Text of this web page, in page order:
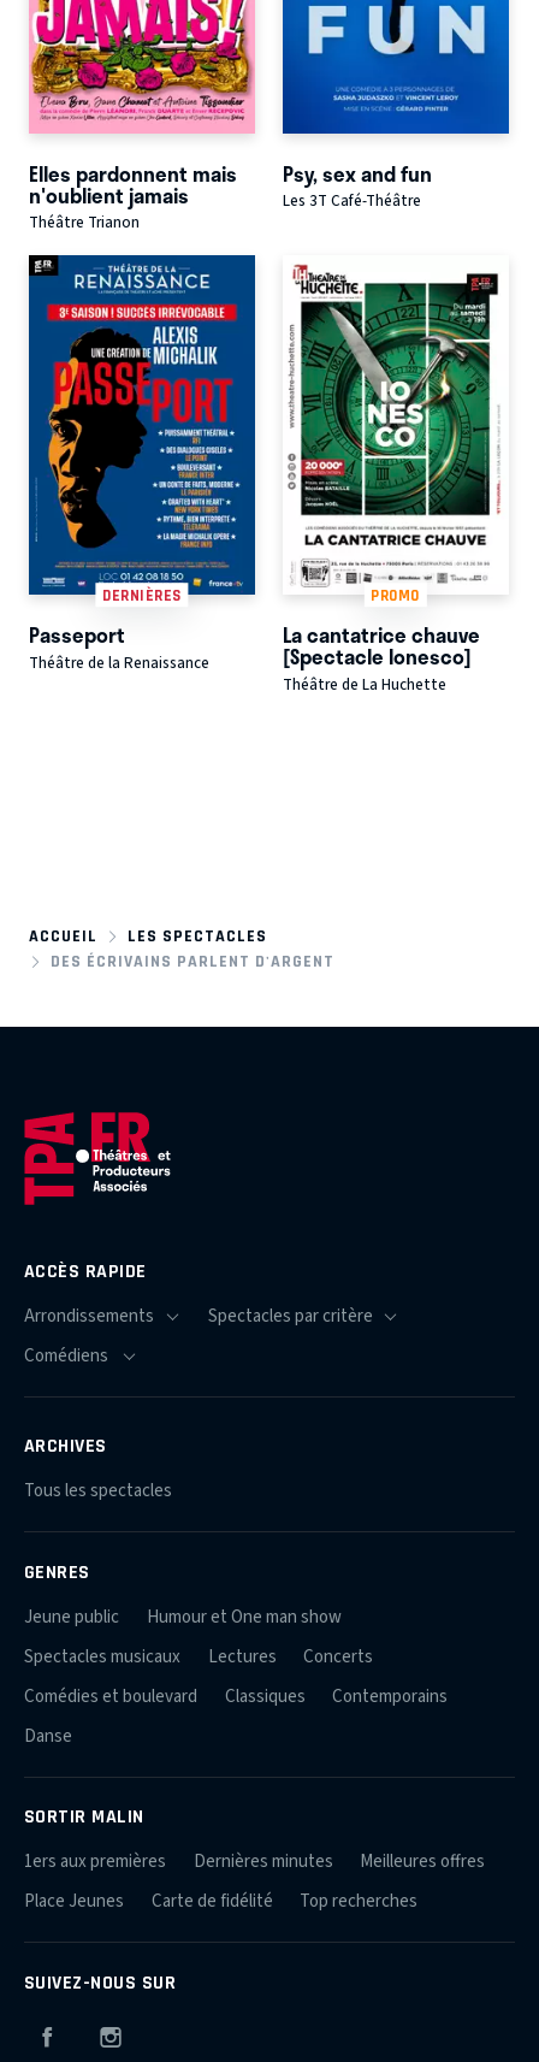
Elles pardonnent mais
n'oublient jamais
Théâtre Trianon
Psy, sex and fun
Les 3T Café-Théâtre
DERNIÈRES
Passeport
Théâtre de la Renaissance
PROMO
La cantatrice chauve
[Spectacle Ionesco]
Théâtre de La Huchette
ACCUEIL
LES SPECTACLES
DES ÉCRIVAINS PARLENT D'ARGENT
ACCÈS RAPIDE
ARCHIVES
Tous les spectacles
GENRES
Jeune public
Humour et One man show
Spectacles musicaux
Lectures
Concerts
Comédies et boulevard
Classiques
Contemporains
Danse
SORTIR MALIN
1ers aux premières Dernières minutes
Meilleures offres
Place Jeunes
Carte de fidélité Top recherches
SUIVEZ-NOUS SUR
Facebook